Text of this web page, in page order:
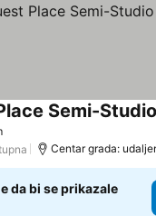
Semi-
Centar grada:
da bi se prikazale